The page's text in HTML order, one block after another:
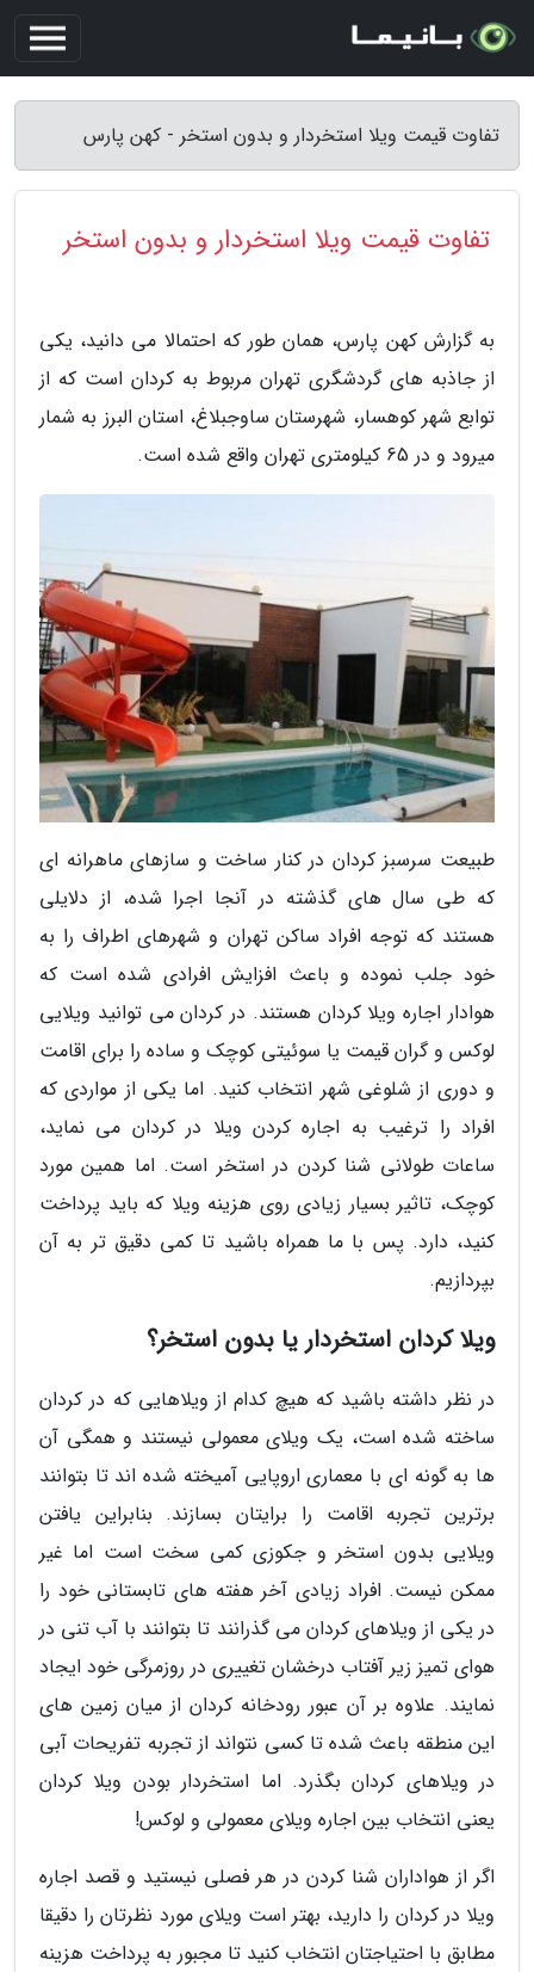
تفاوت قیمت ویلا استخردار و بدون استخر - کهن پارس
تفاوت قیمت ویلا استخردار و بدون استخر
به گزارش کهن پارس، همان طور که احتمالا می دانید، یکی
از جاذبه های گردشگری تهران مربوط به کردان است که از
توابع شهر کوهسار، شهرستان ساوجبلاغ، استان البرز به شمار
میرود و در 65 کیلومتری تهران واقع شده است.
طبیعت سرسبز کردان در کنار ساخت و سازهای ماهرانه ای
که طی سال های گذشته در آنجا اجرا شده، از دلایلی
هستند که توجه افراد ساکن تهران و شهرهای اطراف را به
خود جلب نموده و باعث افزایش افرادی شده است که
هوادار اجاره ویلا کردان هستند. در کردان می توانید ویلایی
لوکس و گران قیمت یا سوئیتی کوچک و ساده را برای اقامت
و دوری از شلوغی شهر انتخاب کنید. اما یکی از مواردی که
افراد را ترغیب به اجاره کردن ویلا در کردان می نماید،
ساعات طولانی شنا کردن در استخر است. اما همین مورد
کوچک، تاثیر بسیار زیادی روی هزینه ویلا که باید پرداخت
کنید، دارد. پس با ما همراه باشید تا کمی دقیق تر به آن
بپردازیم.
ویلا کردان استخردار یا بدون استخر؟
در نظر داشته باشید که هیچ کدام از ویلاهایی که در کردان
ساخته شده است، یک ویلای معمولی نیستند و همگی آن
ها به گونه ای با معماری اروپایی آمیخته شده اند تا بتوانند
برترین تجربه اقامت را برایتان بسازند. بنابراین یافتن
ویلایی بدون استخر و جکوزی کمی سخت است اما غیر
ممکن نیست. افراد زیادی آخر هفته های تابستانی خود را
در یکی از ویلاهای کردان می گذرانند تا بتوانند با آب تنی در
هوای تمیز زیر آفتاب درخشان تغییری در روزمرگی خود ایجاد
نمایند. علاوه بر آن عبور رودخانه کردان از میان زمین های
این منطقه باعث شده تا کسی نتواند از تجربه تفریحات آبی
در ویلاهای کردان بگذرد. اما استخردار بودن ویلا کردان
یعنی انتخاب بین اجاره ویلای معمولی و لوکس!
اگر از هواداران شنا کردن در هر فصلی نیستید و قصد اجاره
ویلا در کردان را دارید، بهتر است ویلای مورد نظرتان را دقیقا
مطابق با احتیاجتان انتخاب کنید تا مجبور به پرداخت هزینه